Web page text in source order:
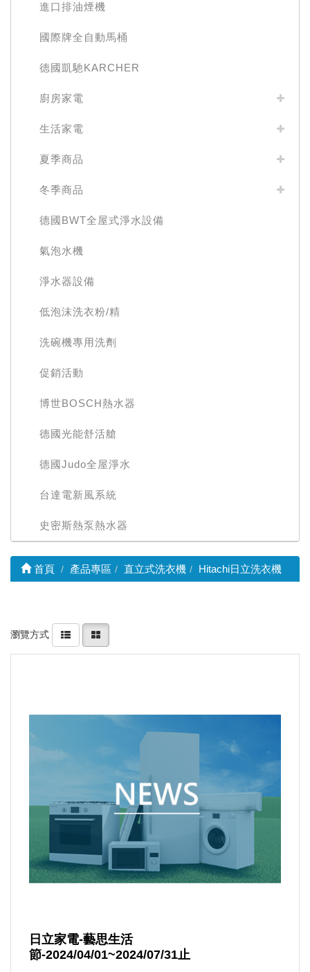
進口排油煙機
國際牌全自動馬桶
德國凱馳KARCHER
廚房家電
生活家電
夏季商品
冬季商品
德國BWT全屋式淨水設備
氣泡水機
淨水器設備
低泡沫洗衣粉/精
洗碗機專用洗劑
促銷活動
博世BOSCH熱水器
德國光能舒活艙
德國Judo全屋淨水
台達電新風系統
史密斯熱泵熱水器
首頁 產品專區 直立式洗衣機 Hitachi日立洗衣機
瀏覽方式
日立家電-藝思生活
節-2024/04/01~2024/07/31止